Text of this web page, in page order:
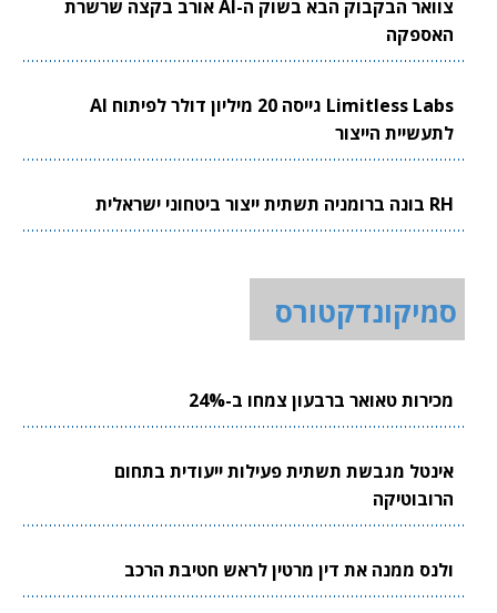
צוואר הבקבוק הבא בשוק ה-AI אורב בקצה שרשרת
האספקה
Limitless Labs גייסה 20 מיליון דולר לפיתוח AI
לתעשיית הייצור
RH בונה ברומניה תשתית ייצור ביטחוני ישראלית
סמיקונדקטורס
מכירות טאואר ברבעון צמחו ב-24%
אינטל מגבשת תשתית פעילות ייעודית בתחום
הרובוטיקה
ולנס ממנה את דין מרטין לראש חטיבת הרכב